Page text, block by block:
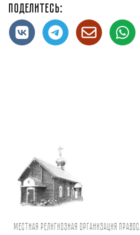
Поделитесь:
Местная религиозная организация